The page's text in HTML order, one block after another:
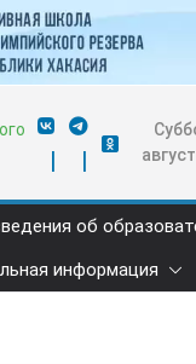
об
информация